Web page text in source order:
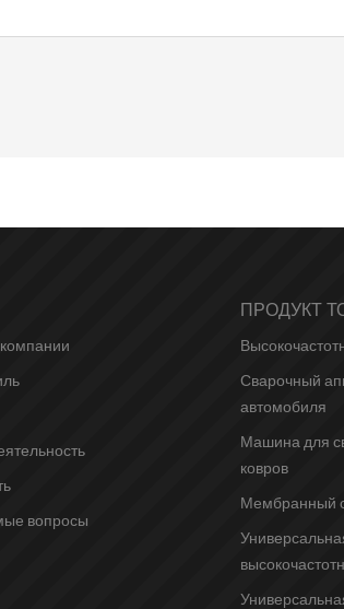
вопросы
ПРОДУКТ
Сварочный
автомобиля
Машина для
ковров
Мембранный